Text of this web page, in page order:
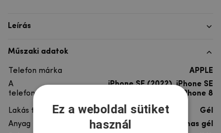
Leírás
Műszaki adatok
Telefon márka
APPLE
A
telefonmodellhez
iPhone SE (2022), iPhone SE
(2020), iPhone 7, iPhone 8
Lakás típusa
Gél
Anyag
rugalmas gél
Ez a weboldal sütiket
használ